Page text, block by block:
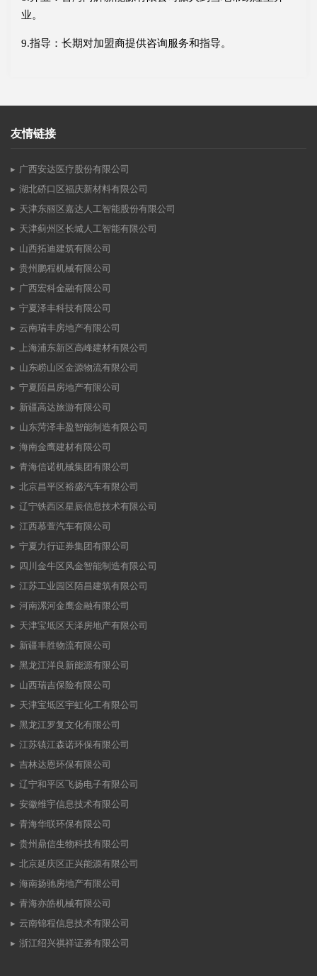
业。
9.指导：长期对加盟商提供咨询服务和指导。
友情链接
广西安达医疗股份有限公司
湖北硚口区福庆新材料有限公司
天津东丽区嘉达人工智能股份有限公司
天津蓟州区长城人工智能有限公司
山西拓迪建筑有限公司
贵州鹏程机械有限公司
广西宏科金融有限公司
宁夏泽丰科技有限公司
云南瑞丰房地产有限公司
上海浦东新区高峰建材有限公司
山东崂山区金源物流有限公司
宁夏陌昌房地产有限公司
新疆高达旅游有限公司
山东菏泽丰盈智能制造有限公司
海南金鹰建材有限公司
青海信诺机械集团有限公司
北京昌平区裕盛汽车有限公司
辽宁铁西区星辰信息技术有限公司
江西慕萱汽车有限公司
宁夏力行证券集团有限公司
四川金牛区风金智能制造有限公司
江苏工业园区陌昌建筑有限公司
河南漯河金鹰金融有限公司
天津宝坻区天泽房地产有限公司
新疆丰胜物流有限公司
黑龙江洋良新能源有限公司
山西瑞吉保险有限公司
天津宝坻区宇虹化工有限公司
黑龙江罗复文化有限公司
江苏镇江森诺环保有限公司
吉林达恩环保有限公司
辽宁和平区飞扬电子有限公司
安徽维宇信息技术有限公司
青海华联环保有限公司
贵州鼎信生物科技有限公司
北京延庆区正兴能源有限公司
海南扬驰房地产有限公司
青海亦皓机械有限公司
云南锦程信息技术有限公司
浙江绍兴祺祥证券有限公司